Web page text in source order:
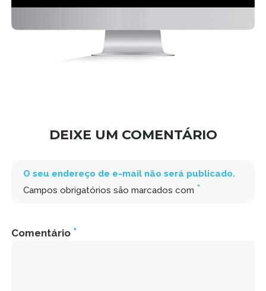
DEIXE UM COMENTÁRIO
O seu endereço de e-mail não será publicado.
Campos obrigatórios são marcados com *
Comentário *